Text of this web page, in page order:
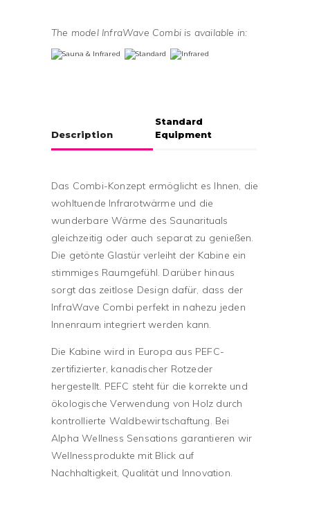
The model InfraWave Combi is available in:
Description
Standard
Equipment
Das Combi-Konzept ermöglicht es Ihnen, die
wohltuende Infrarotwärme und die
wunderbare Wärme des Saunarituals
gleichzeitig oder auch separat zu genießen.
Die getönte Glastür verleiht der Kabine ein
stimmiges Raumgefühl. Darüber hinaus
sorgt das zeitlose Design dafür, dass der
InfraWave Combi perfekt in nahezu jeden
Innenraum integriert werden kann.
Die Kabine wird in Europa aus PEFC-
zertifizierter, kanadischer Rotzeder
hergestellt. PEFC steht für die korrekte und
ökologische Verwendung von Holz durch
kontrollierte Waldbewirtschaftung. Bei
Alpha Wellness Sensations garantieren wir
Wellnessprodukte mit Blick auf
Nachhaltigkeit, Qualität und Innovation.